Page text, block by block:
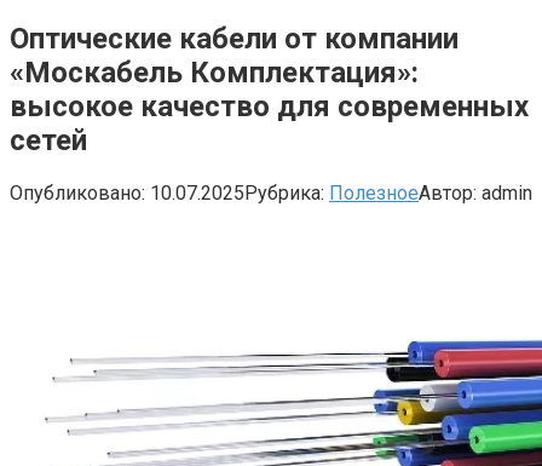
Оптические кабели от компании
«Москабель Комплектация»:
высокое качество для современных
сетей
Опубликовано: 10.07.2025Рубрика: ПолезноеАвтор: admin